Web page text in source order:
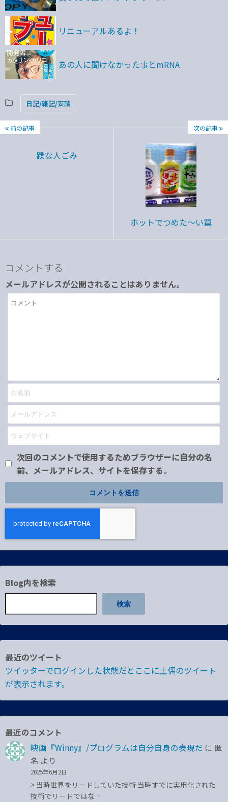
リニューアルあるよ！
あの人に聞けなかった事とmRNA
日記/雑記/妄談
前の記事
躁な人ごみ
次の記事
ホットでつめた～い罠
コメントする
メールアドレスが公開されることはありません。
次回のコメントで使用するためブラウザーに自分の名
前、メールアドレス、サイトを保存する。
Blog内を検索
検索
最近のツイート
ツイッターでログインした状態だとここに土偶のツイート
が表示されます。
最近のコメント
映画『Winny』/プログラムは自分自身の表現だ に 匿
名 より
2025年6月2日
> 当時世界をリードしていた技術 当時すでに実用化された
技術でリードではな…